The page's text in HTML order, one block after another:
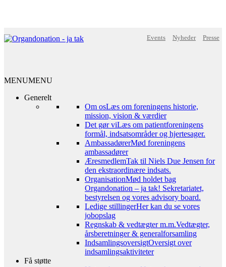
Events Nyheder Presse
MENUMENU
Generelt
Om osLæs om foreningens historie,
mission, vision & værdier
Det gør viLæs om patientforeningens
formål, indsatsområder og hjertesager.
AmbassadørerMød foreningens
ambassadører
ÆresmedlemTak til Niels Due Jensen for
den ekstraordinære indsats.
OrganisationMød holdet bag
Organdonation – ja tak! Sekretariatet,
bestyrelsen og vores advisory board.
Ledige stillingerHer kan du se vores
jobopslag
Regnskab & vedtægter m.m.Vedtægter,
årsberetninger & generalforsamling
IndsamlingsoversigtOversigt over
indsamlingsaktiviteter
Få støtte